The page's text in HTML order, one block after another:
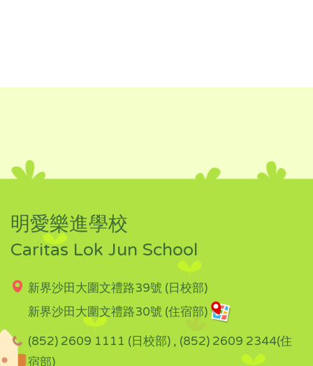
明愛樂進學校
Caritas Lok Jun School
新界沙田大圍文禮路39號 (日校部)
新界沙田大圍文禮路30號 (住宿部)
(852) 2609 1111 (日校部) , (852) 2609 2344(住
宿部)